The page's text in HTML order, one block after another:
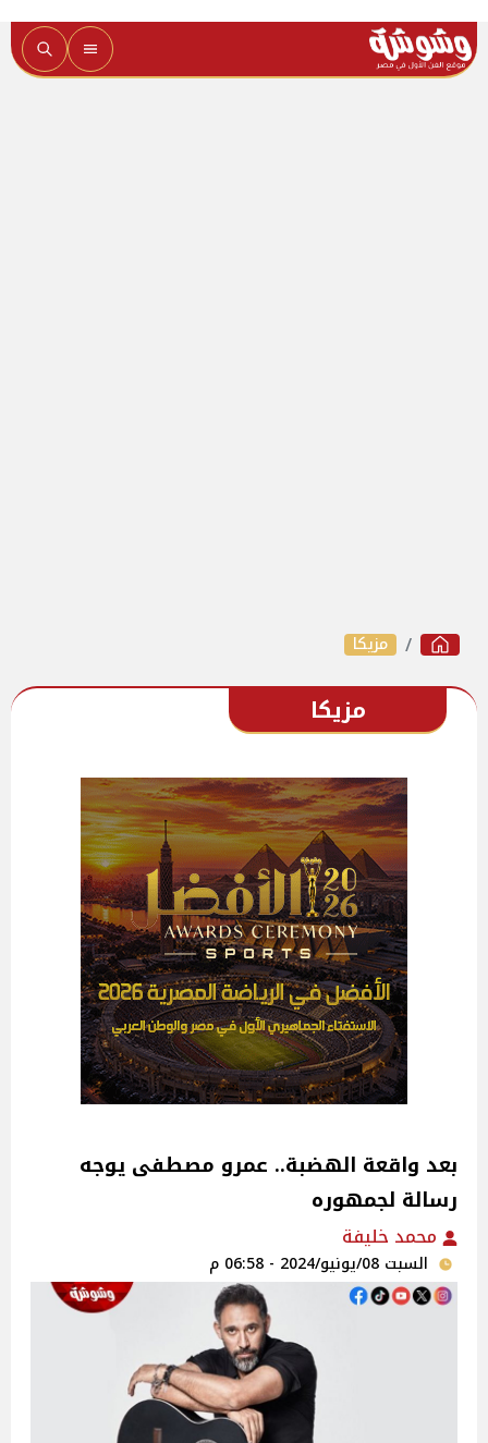
مزيكا
مزيكا
بعد واقعة الهضبة.. عمرو مصطفى يوجه
رسالة لجمهوره
محمد خليفة
السبت 08/يونيو/2024 - 06:58 م